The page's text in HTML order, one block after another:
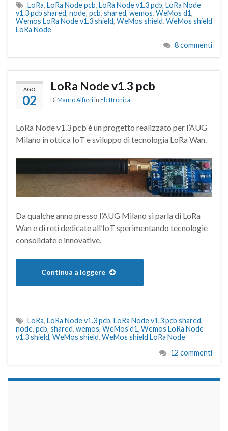
LoRa, LoRa Node pcb, LoRa Node v1.3 pcb, LoRa Node
v1.3 pcb shared, node, pcb, shared, wemos, WeMos d1,
Wemos LoRa Node v1.3 shield, WeMos shield, WeMos shield
LoRa Node
8 commenti
AGO
02
LoRa Node v1.3 pcb
DiMauro Alfieri in Elettronica
LoRa Node v1.3 pcb è un progetto realizzato per l’AUG
Milano in ottica IoT e sviluppo di tecnologia LoRa Wan.
Da qualche anno presso l’AUG Milano si parla di LoRa
Wan e di reti dedicate all’IoT sperimentando tecnologie
consolidate e innovative.
Continua a leggere
LoRa, LoRa Node v1.3 pcb, LoRa Node v1.3 pcb shared,
node, pcb, shared, wemos, WeMos d1, Wemos LoRa Node
v1.3 shield, WeMos shield, WeMos shield LoRa Node
12 commenti